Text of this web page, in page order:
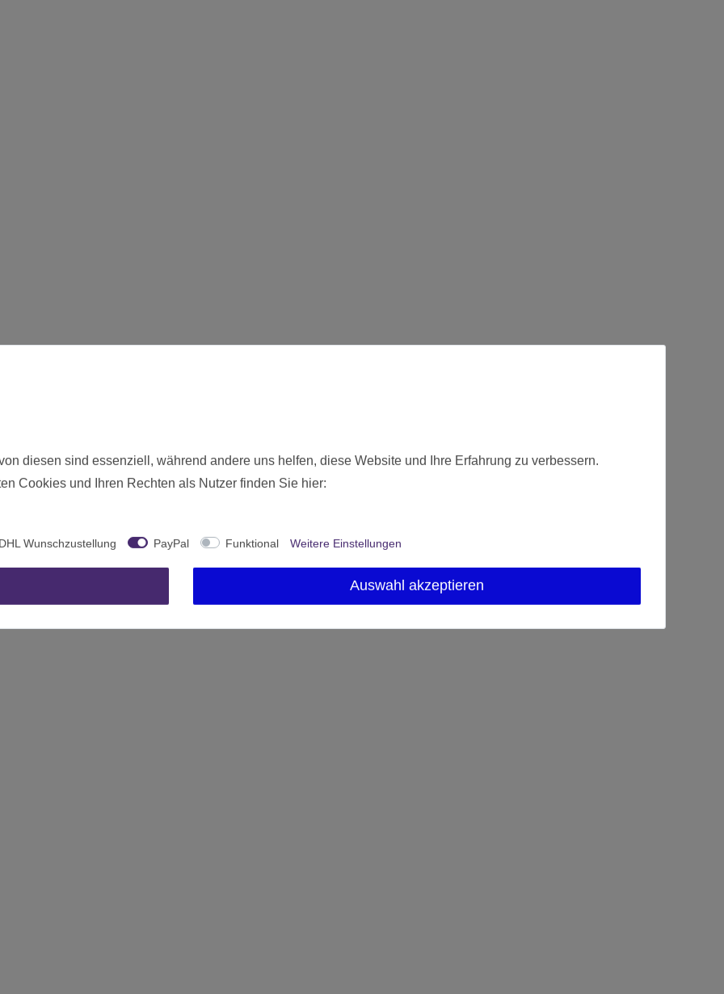
diesen sind essenziell, während andere uns helfen, diese Website und Ihre Erfahrung zu verbessern.
Cookies und Ihren Rechten als Nutzer finden Sie hier:
DHL Wunschzustellung PayPal Funktional Weitere Einstellungen
Auswahl akzeptieren